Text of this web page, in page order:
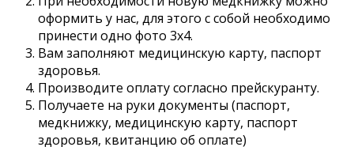
оформить у нас, для этого с собой необходимо
принести одно фото 3х4.
Вам заполняют медицинскую карту, паспорт
здоровья.
Производите оплату согласно прейскуранту.
Получаете на руки документы (паспорт,
медкнижку, медицинскую карту, паспорт
здоровья, квитанцию об оплате)